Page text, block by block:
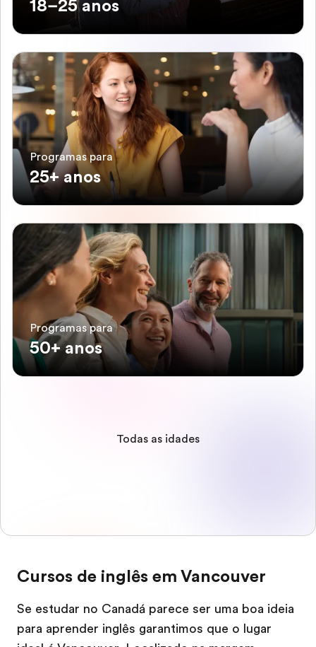
18–25 anos
Programas para
25+ anos
Programas para
50+ anos
Todas as idades
Cursos de inglês em Vancouver
Se estudar no Canadá parece ser uma boa ideia
para aprender inglês garantimos que o lugar